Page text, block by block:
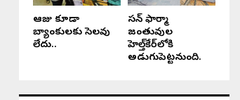
ఆరోజు కూడా
బ్యాంకులకు సెలవు
లేదు..
సన్ ఫార్మా
జంతువుల
హెల్త్‌కేర్‌లోకి
అడుగుపెట్టనుంది.